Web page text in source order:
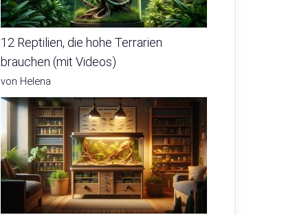
12 Reptilien, die hohe Terrarien
brauchen (mit Videos)
von Helena